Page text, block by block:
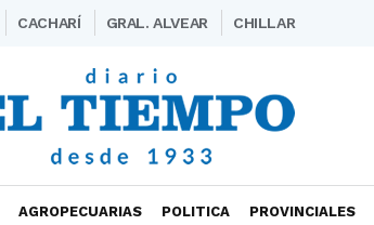
CACHARÍ GRAL. ALVEAR CHILLAR
AGROPECUARIAS POLITICA PROVINCIALES